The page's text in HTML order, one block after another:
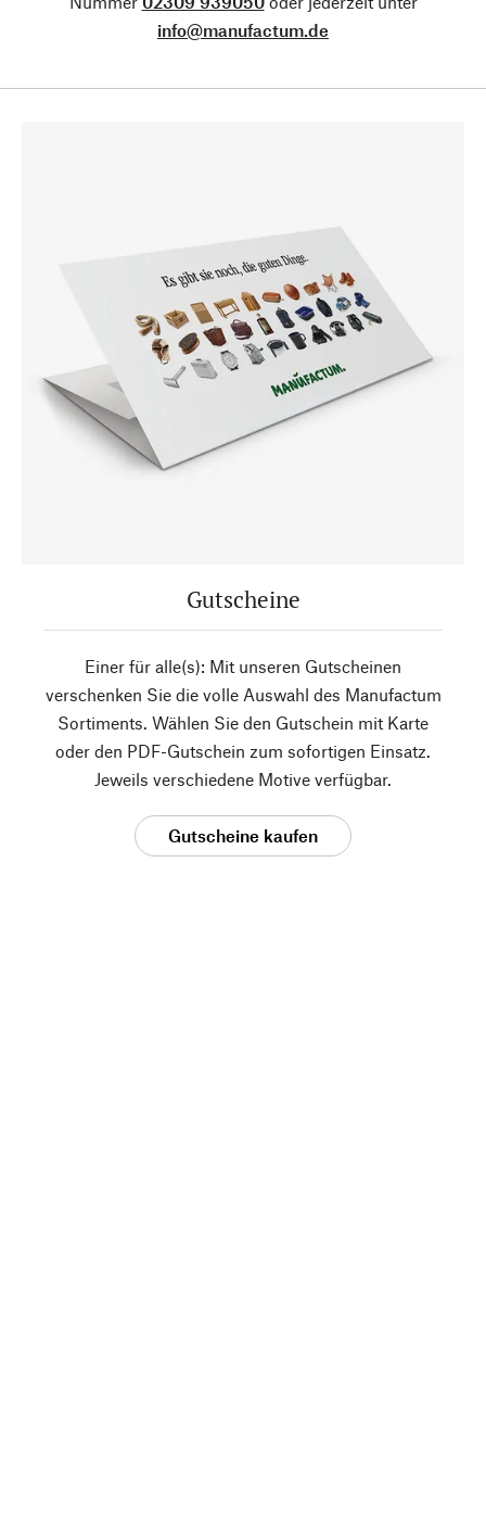
info@manufactum.de
Gutscheine
Einer für alle(s): Mit unseren Gutscheinen
verschenken Sie die volle Auswahl des Manufactum
Sortiments. Wählen Sie den Gutschein mit Karte
oder den PDF-Gutschein zum sofortigen Einsatz.
Jeweils verschiedene Motive verfügbar.
Gutscheine kaufen